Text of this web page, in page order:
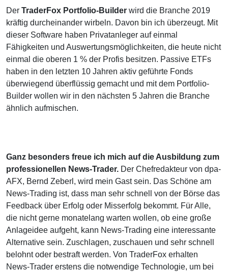
Der TraderFox Portfolio-Builder wird die Branche 2019
kräftig durcheinander wirbeln. Davon bin ich überzeugt. Mit
dieser Software haben Privatanleger auf einmal
Fähigkeiten und Auswertungsmöglichkeiten, die heute nicht
einmal die oberen 1 % der Profis besitzen. Passive ETFs
haben in den letzten 10 Jahren aktiv geführte Fonds
überwiegend überflüssig gemacht und mit dem Portfolio-
Builder wollen wir in den nächsten 5 Jahren die Branche
ähnlich aufmischen.
Ganz besonders freue ich mich auf die Ausbildung zum
professionellen News-Trader. Der Chefredakteur von dpa-
AFX, Bernd Zeberl, wird mein Gast sein. Das Schöne am
News-Trading ist, dass man sehr schnell von der Börse das
Feedback über Erfolg oder Misserfolg bekommt. Für Alle,
die nicht gerne monatelang warten wollen, ob eine große
Anlageidee aufgeht, kann News-Trading eine interessante
Alternative sein. Zuschlagen, zuschauen und sehr schnell
belohnt oder bestraft werden. Von TraderFox erhalten
News-Trader erstens die notwendige Technologie, um bei